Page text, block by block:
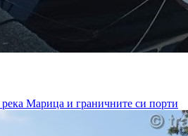
Марица и граничните си порти